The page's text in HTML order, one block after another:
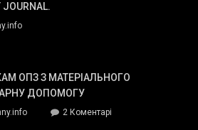
ОПЗ З МАТЕРІАЛЬНОГО
ДОПОМОГУ
2 Коментарідо